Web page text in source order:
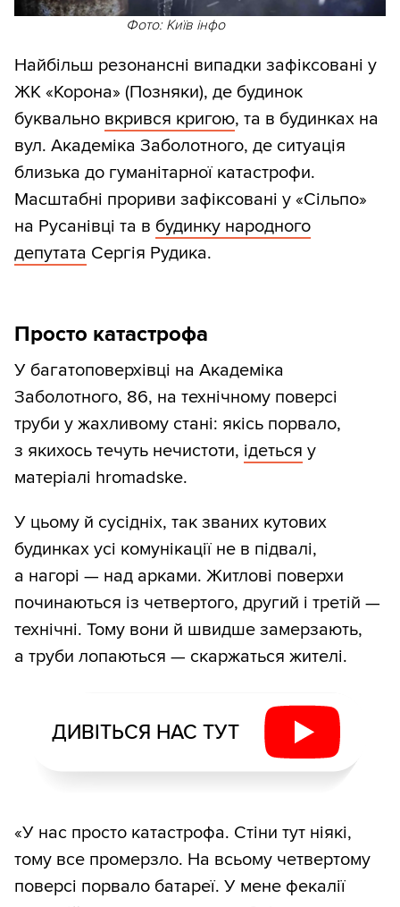
Фото: Київ інфо
Найбільш резонансні випадки зафіксовані у
ЖК «Корона» (Позняки), де будинок
буквально вкрився кригою, та в будинках на
вул. Академіка Заболотного, де ситуація
близька до гуманітарної катастрофи.
Масштабні прориви зафіксовані у «Сільпо»
на Русанівці та в будинку народного
депутата Сергія Рудика.
Просто катастрофа
У багатоповерхівці на Академіка
Заболотного, 86, на технічному поверсі
труби у жахливому стані: якісь порвало,
з якихось течуть нечистоти, ідеться у
матеріалі hromadske.
У цьому й сусідніх, так званих кутових
будинках усі комунікації не в підвалі,
а нагорі — над арками. Житлові поверхи
починаються із четвертого, другий і третій —
технічні. Тому вони й швидше замерзають,
а труби лопаються — скаржаться жителі.
ДИВІТЬСЯ НАС ТУТ
«У нас просто катастрофа. Стіни тут ніякі,
тому все промерзло. На всьому четвертому
поверсі порвало батареї. У мене фекалії